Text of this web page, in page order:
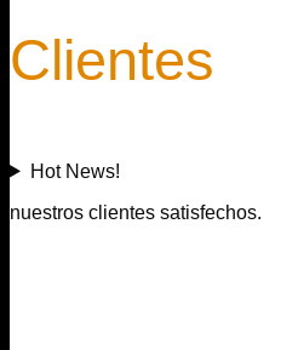
Clientes
Hot News!
nuestros clientes satisfechos.